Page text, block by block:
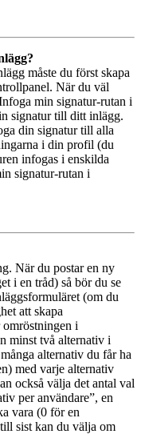
måste du först skapa
När du väl
min signatur-rutan i
signatur till ditt inlägg.
din signatur till alla
i din profil (du
infogas i enskilda
signatur-rutan i
När du postar en ny
i en tråd) så bör du se
(om du
att skapa
i
minst två alternativ i
alternativ du får ha
med varje alternativ
också välja det antal val
per användare”, en
vara (0 för en
sist kan du välja om